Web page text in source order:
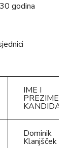
godina
IME I
PREZIME
Dominik
Klanjšček